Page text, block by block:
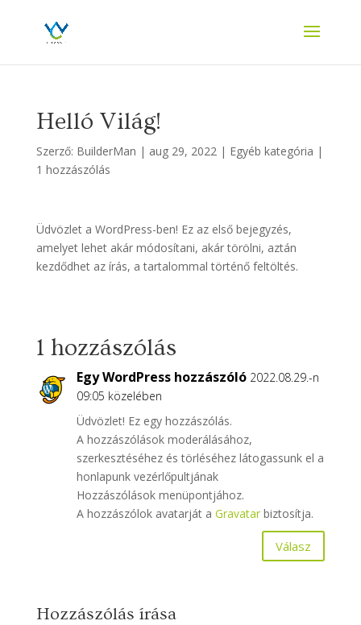
Helló Világ!
Szerző: BuilderMan | aug 29, 2022| Egyéb kategória |
1 hozzászólás
Üdvözlet a WordPress-ben! Ez az első bejegyzés,
amelyet lehet akár módosítani, akár törölni, aztán
kezdődhet az írás, a tartalommal történő feltöltés.
1 hozzászólás
Egy WordPress hozzászóló 2022.08.29.-n
09:05 közelében
Üdvözlet! Ez egy hozzászólás.
A hozzászólások moderálásához,
szerkesztéséhez és törléséhez látogassunk el a
honlapunk vezérlőpultjának
Hozzászólások menüpontjához.
A hozzászólok avatarját a Gravatarbiztosítja.
Válasz
Hozzászólás írása